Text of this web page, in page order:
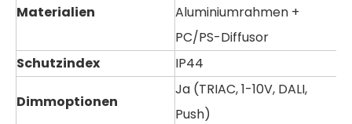
Materialien
Aluminiumrahmen +
PC/PS-Diffusor
Schutzindex
IP44
Dimmoptionen
Ja (TRIAC, 1-10V, DALI,
Push)